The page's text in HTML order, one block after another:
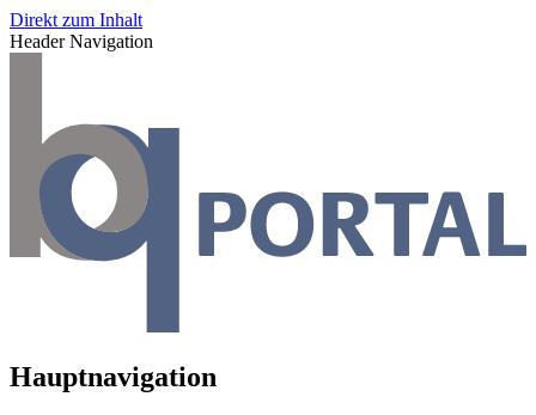
Direkt zum Inhalt
Header Navigation
Hauptnavigation